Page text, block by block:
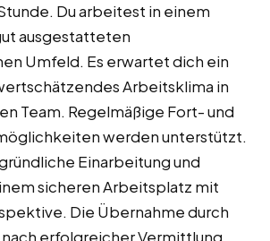
Du arbeitest in einem
ausgestatteten
Umfeld. Es erwartet dich ein
Arbeitsklima in
Team. Regelmäßige Fort- und
werden unterstützt.
Einarbeitung und
sicheren Arbeitsplatz mit
Die Übernahme durch
erfolgreicher Vermittlung